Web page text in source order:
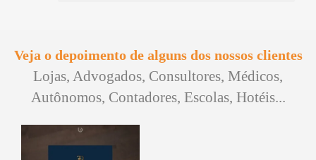
Veja o depoimento de alguns dos nossos clientes
Lojas, Advogados, Consultores, Médicos,
Autônomos, Contadores, Escolas, Hotéis...